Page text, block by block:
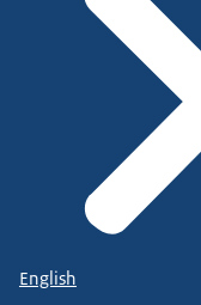
English